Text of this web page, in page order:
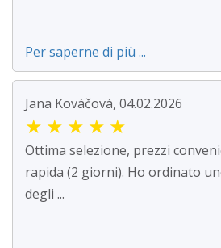
Per saperne di più ...
Jana Kováčová, 04.02.2026
★ ★ ★ ★ ★
Ottima selezione, prezzi
rapida (2 giorni). Ho ordinato
degli ...